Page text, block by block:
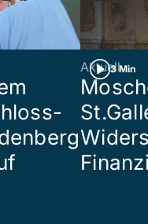
3 Min
Aktuell